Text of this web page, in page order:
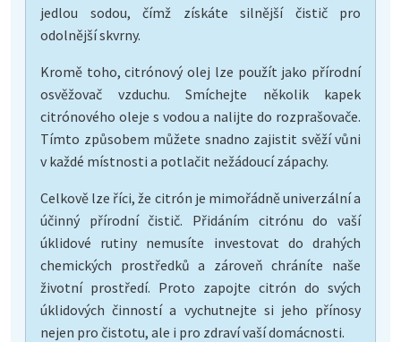
jedlou sodou, čímž získáte silnější čistič pro
odolnější skvrny.
Kromě toho, citrónový olej lze použít jako přírodní
osvěžovač vzduchu. Smíchejte několik kapek
citrónového oleje s vodou a nalijte do rozprašovače.
Tímto způsobem můžete snadno zajistit svěží vůni
v každé místnosti a potlačit nežádoucí zápachy.
Celkově lze říci, že citrón je mimořádně univerzální a
účinný přírodní čistič. Přidáním citrónu do vaší
úklidové rutiny nemusíte investovat do drahých
chemických prostředků a zároveň chráníte naše
životní prostředí. Proto zapojte citrón do svých
úklidových činností a vychutnejte si jeho přínosy
nejen pro čistotu, ale i pro zdraví vaší domácnosti.